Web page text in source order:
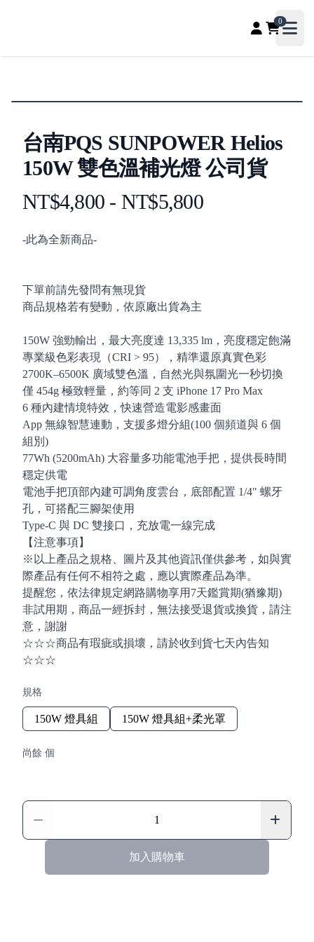
PQS自媒體器材專賣店、收音補光、直播聲卡配件專賣，影
0
台南PQS SUNPOWER Helios
150W 雙色溫補光燈 公司貨
Product information
NT$4,800 - NT$5,800
Description
-此為全新商品-
下單前請先發問有無現貨
商品規格若有變動，依原廠出貨為主
150W 強勁輸出，最大亮度達 13,335 lm，亮度穩定飽滿
專業級色彩表現（CRI > 95），精準還原真實色彩
2700K–6500K 廣域雙色溫，自然光與氛圍光一秒切換
僅 454g 極致輕量，約等同 2 支 iPhone 17 Pro Max
6 種內建情境特效，快速營造電影感畫面
App 無線智慧連動，支援多燈分組(100 個頻道與 6 個
組別)
77Wh (5200mAh) 大容量多功能電池手把，提供長時間
穩定供電
電池手把頂部內建可調角度雲台，底部配置 1/4" 螺牙
孔，可搭配三腳架使用
Type-C 與 DC 雙接口，充放電一線完成
【注意事項】
※以上產品之規格、圖片及其他資訊僅供參考，如與實
際產品有任何不相符之處，應以實際產品為準。
提醒您，依法律規定網路購物享用7天鑑賞期(猶豫期)
非試用期，商品一經拆封，無法接受退貨或換貨，請注
意，謝謝
☆☆☆商品有瑕疵或損壞，請於收到貨七天內告知
☆☆☆
規格
150W 燈具組 150W 燈具組+柔光罩
尚餘 個
加入購物車